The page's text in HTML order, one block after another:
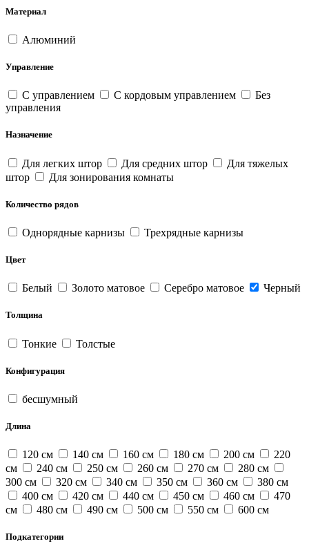
Материал
Алюминий
Управление
С управлением С кордовым управлением
Без
управления
Назначение
Для легких штор Для средних штор
Для тяжелых
штор
Для зонирования комнаты
Количество рядов
Однорядные карнизы Трехрядные карнизы
Цвет
Белый Золото матовое Серебро матовое Черный
Толщина
Тонкие Толстые
Конфигурация
бесшумный
Длина
120 см 140 см 160 см 180 см 200 см
220
см
240 см 250 см 260 см 270 см
280 см
300 см
320 см 340 см 350 см 360 см
380 см
400 см
420 см 440 см 450 см 460 см
470
см
480 см 490 см 500 см 550 см 600 см
Подкатегории